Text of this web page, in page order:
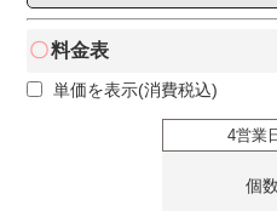
料金表
単価を表示(消費税込)
4営業
個数